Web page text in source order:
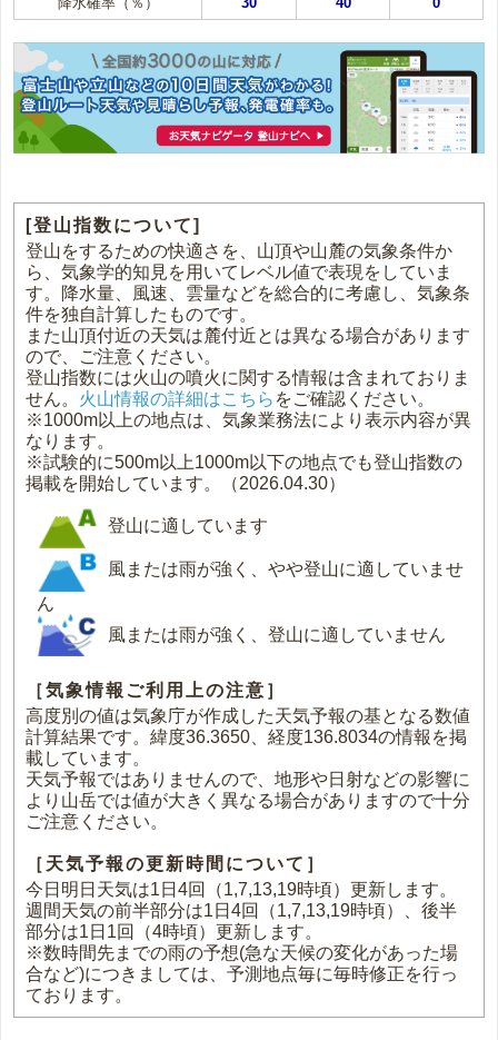
[登山指数について]
登山をするための快適さを、山頂や山麓の気象条件か
ら、気象学的知見を用いてレベル値で表現をしていま
す。降水量、風速、雲量などを総合的に考慮し、気象条
件を独自計算したものです。
また山頂付近の天気は麓付近とは異なる場合があります
ので、ご注意ください。
登山指数には火山の噴火に関する情報は含まれておりま
せん。 火山情報の詳細はこちら をご確認ください。
※1000m以上の地点は、気象業務法により表示内容が異
なります。
※試験的に500m以上1000m以下の地点でも登山指数の
掲載を開始しています。（2026.04.30）
登山に適しています
風または雨が強く、やや登山に適していませ
ん
風または雨が強く、登山に適していません
［気象情報ご利用上の注意］
高度別の値は気象庁が作成した天気予報の基となる数値
計算結果です。緯度36.3650、経度136.8034の情報を掲
載しています。
天気予報ではありませんので、地形や日射などの影響に
より山岳では値が大きく異なる場合がありますので十分
ご注意ください。
［天気予報の更新時間について］
今日明日天気は1日4回（1,7,13,19時頃）更新します。
週間天気の前半部分は1日4回（1,7,13,19時頃）、後半
部分は1日1回（4時頃）更新します。
※数時間先までの雨の予想(急な天候の変化があった場
合など)につきましては、予測地点毎に毎時修正を行っ
ております。